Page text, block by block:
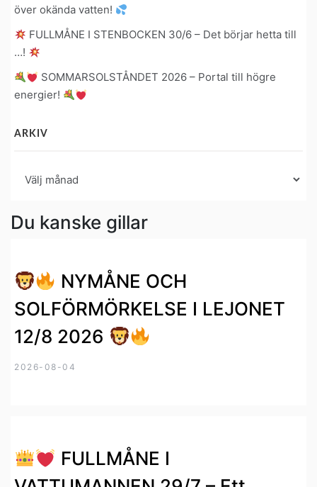
över okända vatten!
FULLMÅNE I STENBOCKEN 30/6 – Det börjar hetta till
…!
SOMMARSOLSTÅNDET 2026 – Portal till högre
energier!
ARKIV
Du kanske gillar
NYMÅNE OCH
SOLFÖRMÖRKELSE I LEJONET
12/8 2026
2026-08-04
FULLMÅNE I